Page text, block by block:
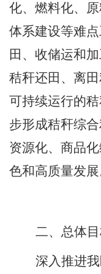
化、燃料化、
体系建设等难
田、收储运和
秸秆还田、离
可持续运行的
步形成秸秆综
资源化、商品
色和高质量发展
二、 总体
深入推进